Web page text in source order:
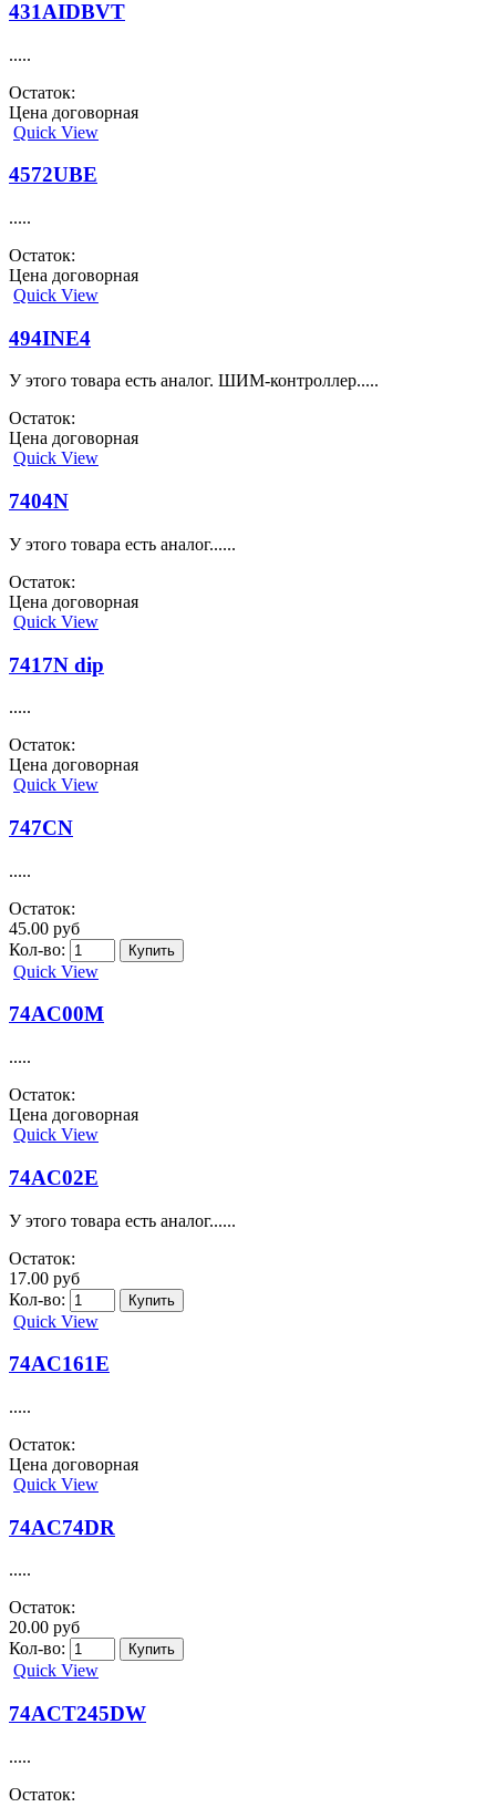
431AIDBVT
.....
Остаток:
Цена договорная
Quick View
4572UBE
.....
Остаток:
Цена договорная
Quick View
494INE4
У этого товара есть аналог. ШИМ-контроллер.....
Остаток:
Цена договорная
Quick View
7404N
У этого товара есть аналог......
Остаток:
Цена договорная
Quick View
7417N dip
.....
Остаток:
Цена договорная
Quick View
747CN
.....
Остаток:
45.00 руб
Кол-во:
Quick View
74AC00M
.....
Остаток:
Цена договорная
Quick View
74AC02E
У этого товара есть аналог......
Остаток:
17.00 руб
Кол-во:
Quick View
74AC161E
.....
Остаток:
Цена договорная
Quick View
74AC74DR
.....
Остаток:
20.00 руб
Кол-во:
Quick View
74ACT245DW
.....
Остаток: